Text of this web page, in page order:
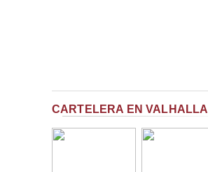
CARTELERA EN VALHALLA